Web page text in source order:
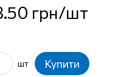
грн/шт
шт Купити